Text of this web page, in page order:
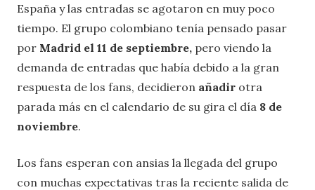
España y las entradas se agotaron en muy poco
tiempo. El grupo colombiano tenía pensado pasar
por Madrid el 11 de septiembre, pero viendo la
demanda de entradas que había debido a la gran
respuesta de los fans, decidieron añadir otra
parada más en el calendario de su gira el día 8 de
noviembre.
Los fans esperan con ansias la llegada del grupo
con muchas expectativas tras la reciente salida de